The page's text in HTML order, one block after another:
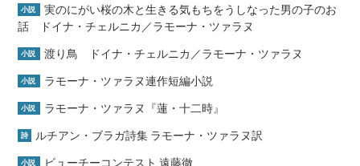
小説
実のにがい桜の木と生きる気もちをうしなった男の子のお
話 ドイナ・チェルニカ／ラモーナ・ツァラヌ
小説 渡り鳥 ドイナ・チェルニカ／ラモーナ・ツァラヌ
小説 ラモーナ・ツァラヌ連作短編小説
小説 ラモーナ・ツァラヌ『蓮・十二時』
詩 ルチアン・ブラガ詩集 ラモーナ・ツァラヌ訳
小説 ビューチーコンテスト 遠藤徹